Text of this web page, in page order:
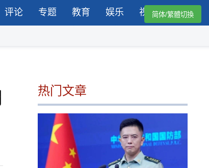
评论 专题 教育 娱乐 视频简体/繁體切換
热门文章